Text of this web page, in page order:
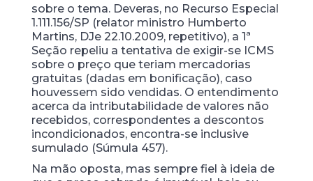
sobre o tema. Deveras, no Recurso Especial
1.111.156/SP (relator ministro Humberto
Martins, DJe 22.10.2009, repetitivo), a 1ª
Seção repeliu a tentativa de exigir-se ICMS
sobre o preço que teriam mercadorias
gratuitas (dadas em bonificação), caso
houvessem sido vendidas. O entendimento
acerca da intributabilidade de valores não
recebidos, correspondentes a descontos
incondicionados, encontra-se inclusive
sumulado (Súmula 457).
Na mão oposta, mas sempre fiel à ideia de